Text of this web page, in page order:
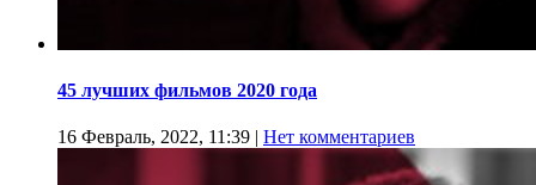
45 лучших фильмов 2020 года
16 Февраль, 2022, 11:39 | Нет комментариев